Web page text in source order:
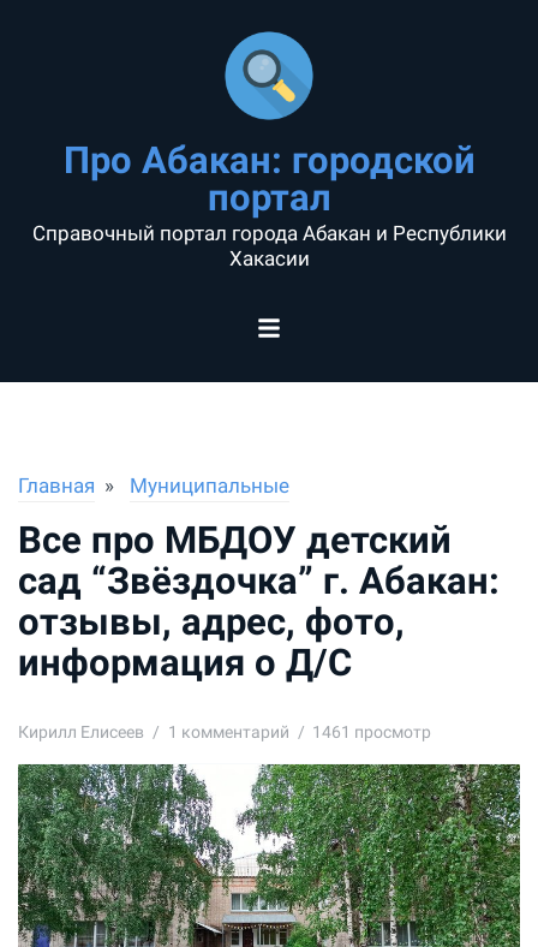
Про Абакан: городской
портал
Справочный портал города Абакан и Республики
Хакасии
Главная Муниципальные
Все про МБДОУ детский
сад “Звёздочка” г. Абакан:
отзывы, адрес, фото,
информация о Д/С
Кирилл Елисеев 1 комментарий 1461 просмотр